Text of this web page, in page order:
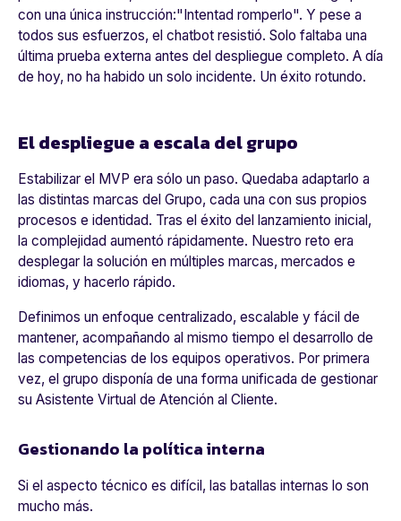
con una única instrucción:"Intentad romperlo". Y pese a
todos sus esfuerzos, el chatbot resistió. Solo faltaba una
última prueba externa antes del despliegue completo. A día
de hoy, no ha habido un solo incidente. Un éxito rotundo.
El despliegue a escala del grupo
Estabilizar el MVP era sólo un paso. Quedaba adaptarlo a
las distintas marcas del Grupo, cada una con sus propios
procesos e identidad. Tras el éxito del lanzamiento inicial,
la complejidad aumentó rápidamente. Nuestro reto era
desplegar la solución en múltiples marcas, mercados e
idiomas, y hacerlo rápido.
Definimos un enfoque centralizado, escalable y fácil de
mantener, acompañando al mismo tiempo el desarrollo de
las competencias de los equipos operativos. Por primera
vez, el grupo disponía de una forma unificada de gestionar
su Asistente Virtual de Atención al Cliente.
Gestionando la política interna
Si el aspecto técnico es difícil, las batallas internas lo son
mucho más.